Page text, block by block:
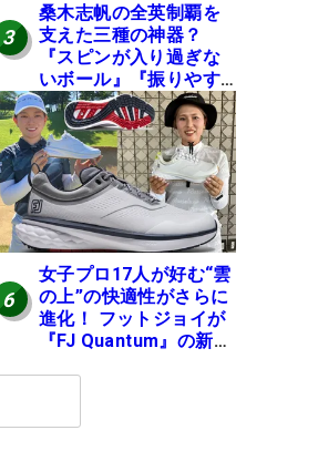
3
桑木志帆の全英制覇を
支えた三種の神器？
『スピンが入り過ぎな
いボール』『振りやす
いシャフト』『真っす
ぐ飛ぶドライバー』 #
女子プロセッティング
6
女子プロ17人が好む“雲
の上”の快適性がさらに
進化！ フットジョイが
『FJ Quantum』の新作